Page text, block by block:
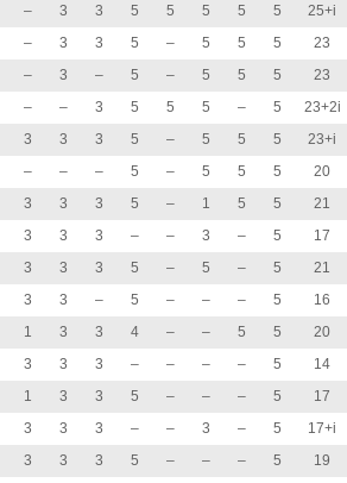
– 3 3 5 5 5 5 5 25+i
– 3 3 5 – 5 5 5 23
– 3 – 5 – 5 5 5 23
– – 3 5 5 5 – 5 23+2i
3 3 3 5 – 5 5 5 23+i
– – – 5 – 5 5 5 20
3 3 3 5 – 1 5 5 21
3 3 3 – – 3 – 5 17
3 3 3 5 – 5 – 5 21
3 3 – 5 – – – 5 16
1 3 3 4 – – 5 5 20
3 3 3 – – – – 5 14
1 3 3 5 – – – 5 17
3 3 3 – – 3 – 5 17+i
3 3 3 5 – – – 5 19